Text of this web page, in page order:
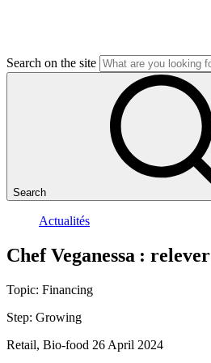
Search on the site
Search
Actualités
Chef Veganessa : relever
Topic: Financing
Step: Growing
Retail, Bio-food 26 April 2024